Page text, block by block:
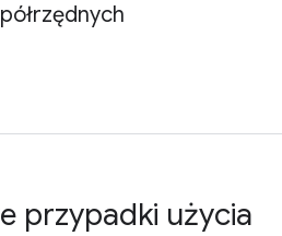
przypadki użycia